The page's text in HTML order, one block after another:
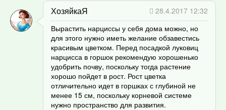
ХозяйкаЯ
28.4.2017 12:32
Вырастить нарциссы у себя дома можно, но
для этого нужно иметь желание обзавестись
красивым цветком. Перед посадкой луковиц
нарцисса в горшок рекомендую хорошенько
удобрить почву, поскольку тогда растение
хорошо пойдет в рост. Рост цветка
отличительно идет в горшках с глубиной не
менее 15 см, поскольку корневой системе
нужно пространство для развития.